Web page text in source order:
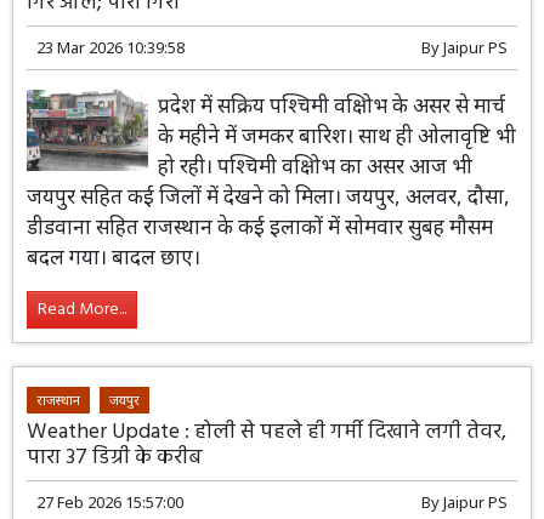
Weather Update : जयपुर सहित कई जिलों में बारिश, कहीं
गिरे ओले; पारा गिरा
23 Mar 2026 10:39:58 ByJaipur PS
प्रदेश में सक्रिय पश्चिमी वक्षिोभ के असर से मार्च
के महीने में जमकर बारिश। साथ ही ओलावृष्टि भी
हो रही। पश्चिमी वक्षिोभ का असर आज भी
जयपुर सहित कई जिलों में देखने को मिला। जयपुर, अलवर, दौसा,
डीडवाना सहित राजस्थान के कई इलाकों में सोमवार सुबह मौसम
बदल गया। बादल छाए।
Read More...
राजस्थान जयपुर
Weather Update : होली से पहले ही गर्मी दिखाने लगी तेवर,
पारा 37 डिग्री के करीब